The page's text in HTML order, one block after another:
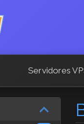
Servidores